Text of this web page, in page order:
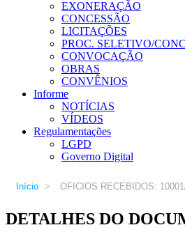
EXONERAÇÃO
CONCESSÃO
LICITAÇÕES
PROC. SELETIVO/
CONVOCAÇÃO
OBRAS
CONVÊNIOS
Informe
NOTÍCIAS
VÍDEOS
Regulamentações
LGPD
Governo Digital
Início > OFICIOS RECEBIDOS:
DETALHES DO